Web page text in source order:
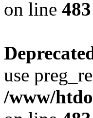
on line 483
use
/www/